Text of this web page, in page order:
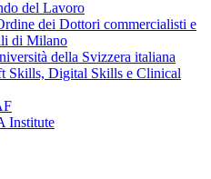
del Lavoro
dei Dottori commercialisti e
di Milano
della Svizzera italiana
Skills, Digital Skills e Clinical
Institute